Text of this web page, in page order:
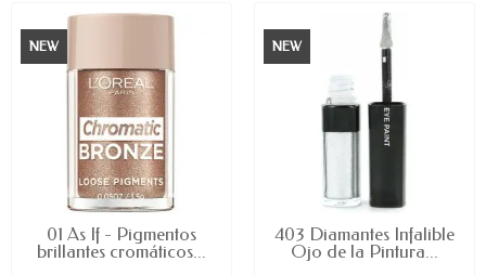
NEW
AVAILABLE
01 As If - Pigmentos
brillantes cromáticos...
NEW
AVAILABLE
403 Diamantes Infalible
Ojo de la Pintura...